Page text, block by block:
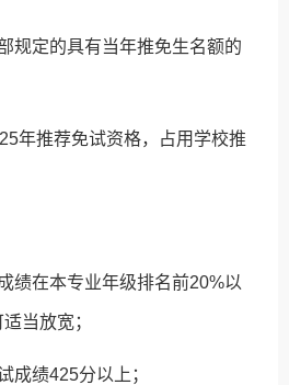
规定的具有当年推免生名额的
年推荐免试资格，占用学校推
绩在本专业年级排名前20%以
当放宽；
成绩425分以上；